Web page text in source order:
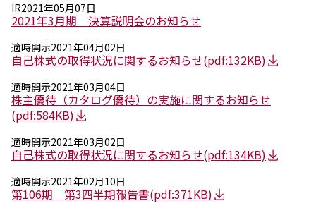
IR2021年05月07日
2021年3月期 決算説明会のお知らせ
適時開示2021年04月02日
自己株式の取得状況に関するお知らせ(pdf:132KB)
適時開示2021年03月04日
株主優待（カタログ優待）の実施に関するお知らせ
(pdf:584KB)
適時開示2021年03月02日
自己株式の取得状況に関するお知らせ(pdf:134KB)
適時開示2021年02月10日
第106期 第3四半期報告書(pdf:371KB)